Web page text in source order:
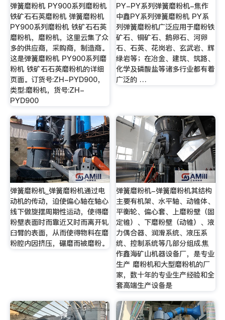
弹簧磨粉机 PY900系列磨粉机
铁矿石石英磨粉机 弹簧磨粉机
PY900系列磨粉机 铁矿石石英
磨粉机，磨粉机，这里云集了众
多的供应商，采购商，制造商。
这是弹簧磨粉机 PY900系列磨
粉机 铁矿石石英磨粉机的详细
页面。订货号:ZH-PYD900，
类型:磨粉机，货号:ZH-
PYD900
PY-PY系列弹簧磨粉机-焦作
中鑫PY系列弹簧磨粉机 PY系
列弹簧磨粉机广泛应用于磨粉铁
矿石、铜矿石、鹅卵石、河卵
石、石英、花岗岩、玄武岩、辉
绿岩等；在冶金、建筑、筑路、
化学及磷酸盐等诸多行业都有着
广泛的 …
弹簧磨粉机_弹簧磨粉机通过电
动机的传动，迫使偏心轴在轴心
线下做旋摆周期性运动，使得磨
粉壁表面时而靠近又时而离开轧
臼臂的表面，从而使得物料在磨
粉腔内因挤压，碾磨而被磨粉。
弹簧磨粉机-弹簧磨粉机其结构
主要有机架、水平轴、动锥体、
平衡轮、偏心套、上磨粉壁（固
定锥）、下磨粉壁（动锥）、液
力偶合器、润滑系统、液压系
统、控制系统等几部分组成.焦
作鑫海矿山机器设备厂，是专业
生产 磨粉机和大型磨粉机的厂
家，数十年的专业生产经验和全
套高端生产设备是